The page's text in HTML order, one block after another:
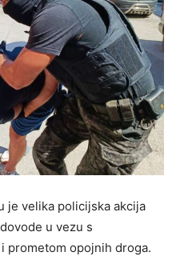
je velika policijska akcija
u vezu s
prometom opojnih droga.